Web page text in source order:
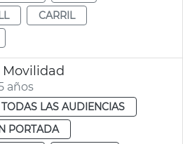
CARRIL
Movilidad
años
TODAS LAS AUDIENCIAS
PORTADA